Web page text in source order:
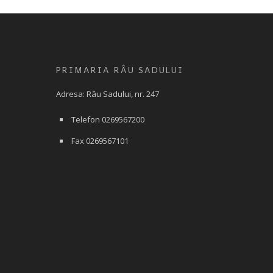
PRIMARIA RÂU SADULUI
Adresa: Râu Sadului, nr. 247
Telefon 0269567200
Fax 0269567101